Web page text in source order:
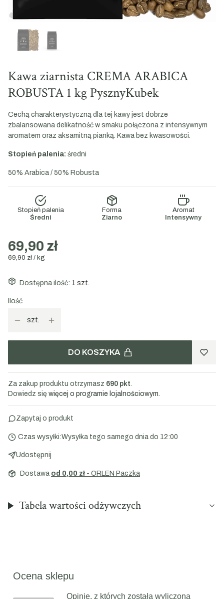
Kawa ziarnista CREMA ARABICA
ROBUSTA 1 kg PysznyKubek
Cechą charakterystyczną dla tej kawy jest dobrze
zbalansowana delikatność w smaku połączona z intensywnym
aromatem oraz aksamitną pianką. Kawa bez kwasowości.
Stopień palenia: średni
50% Arabica / 50% Robusta
Stopień palenia
Średni
Forma
Ziarno
Aromat
Intensywny
69,90 zł
69,90 zł / kg
Dostępna ilość: 1 szt.
Ilość
szt.
DO KOSZYKA
Za zakup produktu otrzymasz 690 pkt.
Dowiedz się więcej o programie lojalnościowym.
Zapytaj o produkt
Czas wysyłki:Wysyłka tego samego dnia do 12:00
Udostępnij
Dostawa od 0,00 zł - ORLEN Paczka
Tabela wartości odżywczych
Ocena sklepu
Opinie, z których została wyliczona